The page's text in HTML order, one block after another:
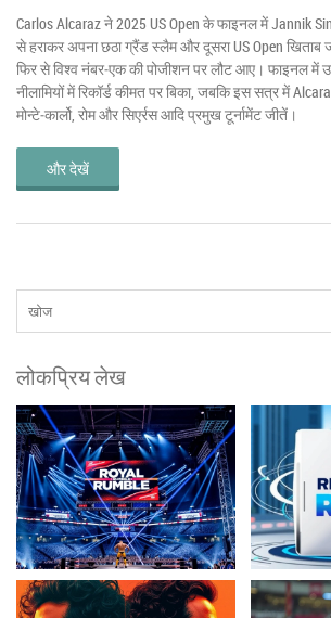
Carlos Alcaraz ने 2025 US Open के फाइनल में Jannik
से हराकर अपना छठा ग्रैंड स्लैम और दूसरा US Open खिताब
फिर से विश्व नंबर‑एक की पोजीशन पर लौट आए। फाइनल में
नीलामियों में रिकॉर्ड कीमत पर बिका, जबकि इस सत्र में
मोन्टे‑कार्लो, रोम और सिएर्रस आदि प्रमुख टूर्नामेंट जीतें।
और देखें
लोकप्रिय लेख